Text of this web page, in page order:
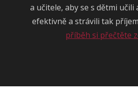
a učitele, aby se s dětmi učili
efektivně a strávili tak
příběh si přečtěte